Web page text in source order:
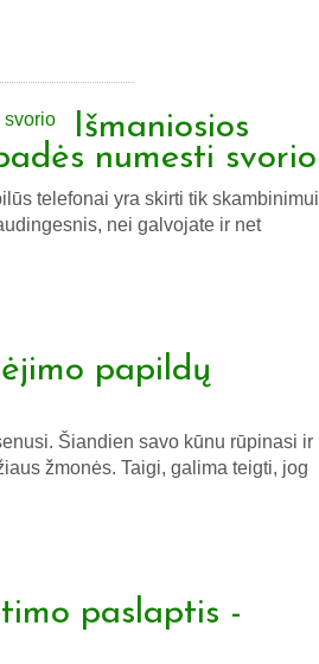
Išmaniosios
numesti svorio
telefonai yra skirti tik skambinimui
nei galvojate ir net
papildų
Šiandien savo kūnu rūpinasi ir
žmonės. Taigi, galima teigti, jog
paslaptis -